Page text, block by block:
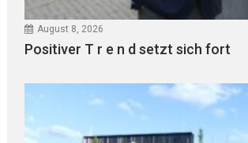
August 8, 2026
Positiver T r e n d setzt sich fort